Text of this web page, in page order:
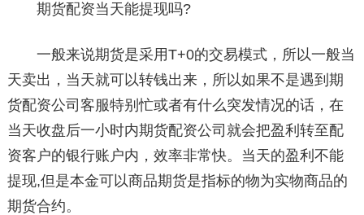
期货配资当天能提现吗?
一般来说期货是采用T+0的交易模式，所以一般当
天卖出，当天就可以转钱出来，所以如果不是遇到期
货配资公司客服特别忙或者有什么突发情况的话，在
当天收盘后一小时内期货配资公司就会把盈利转至配
资客户的银行账户内，效率非常快。当天的盈利不能
提现,但是本金可以商品期货是指标的物为实物商品的
期货合约。